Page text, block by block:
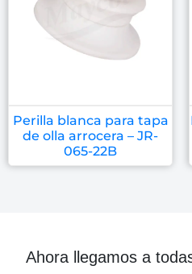
Perilla blanca para tapa
de olla arrocera – JR-
065-22B
Ahora llegamos a